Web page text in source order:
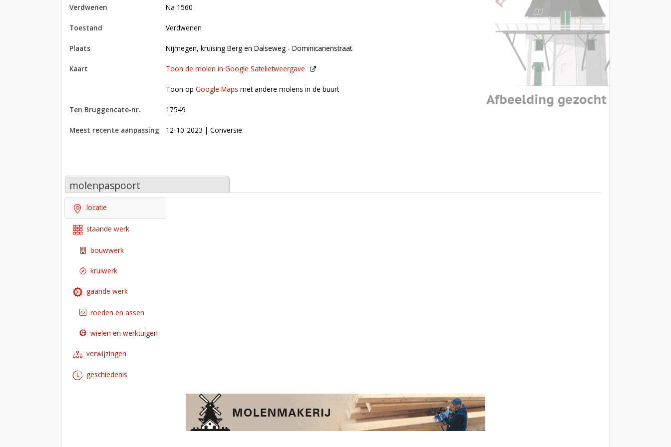
verdwenen na 1560
toestand verdwenen
plaats Nijmegen, kruising Berg en Dalseweg - Dominicanenstraat
kaart Toon de molen in Google Satelietweergave
Toon op Google Maps met andere molens in de buurt
Toon op Google Maps met andere molens in de buurt
Ten Bruggencate-nr. 17549
Meest recente aanpassing 12-10-2023 | Conversie
molenpaspoort
locatie
staande werk
bouwwerk
kruiwerk
gaande werk
roeden en assen
wielen en werktuigen
verwijzingen
geschiedenis